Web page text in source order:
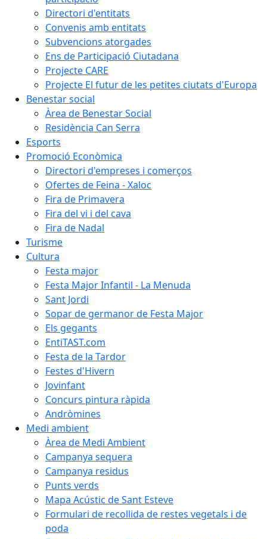
Directori d'entitats
Convenis amb entitats
Subvencions atorgades
Ens de Participació Ciutadana
Projecte CARE
Projecte El futur de les petites ciutats d'Europa
Benestar social
Àrea de Benestar Social
Residència Can Serra
Esports
Promoció Econòmica
Directori d'empreses i comerços
Ofertes de Feina - Xaloc
Fira de Primavera
Fira del vi i del cava
Fira de Nadal
Turisme
Cultura
Festa major
Festa Major Infantil - La Menuda
Sant Jordi
Sopar de germanor de Festa Major
Els gegants
EntiTAST.com
Festa de la Tardor
Festes d'Hivern
Jovinfant
Concurs pintura ràpida
Andròmines
Medi ambient
Àrea de Medi Ambient
Campanya sequera
Campanya residus
Punts verds
Mapa Acústic de Sant Esteve
Formulari de recollida de restes vegetals i de
poda